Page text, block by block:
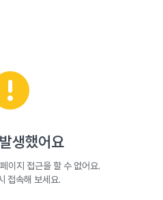
생했어요
이지 접근을 할 수 없어요.
접속해 보세요.